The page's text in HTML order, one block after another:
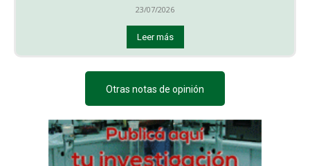
23/07/2026
Leer más
Otras notas de opinión